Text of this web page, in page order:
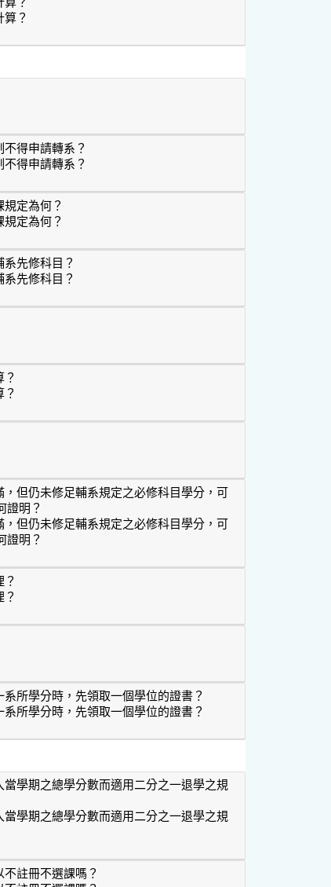
？
計算？
得申請轉系？
得申請轉系？
制不得申請轉系？
定為何？
定為何？
課規定為何？
先修科目？
先修科目？
輔系先修科目？
算？
但仍未修足輔系規定之必修科目學分，可
證明？
但仍未修足輔系規定之必修科目學分，可
證明？
滿，但仍未修足輔系規定之必修科目學分，可不可以申請發
理？
所學分時，先領取一個學位的證書？
所學分時，先領取一個學位的證書？
一系所學分時，先領取一個學位的證書？
學期之總學分數而適用二分之一退學之規
學期之總學分數而適用二分之一退學之規
入當學期之總學分數而適用二分之一退學之規定？
註冊不選課嗎？